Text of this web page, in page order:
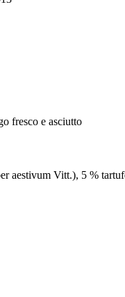
fresco e asciutto
aestivum Vitt.), 5 %